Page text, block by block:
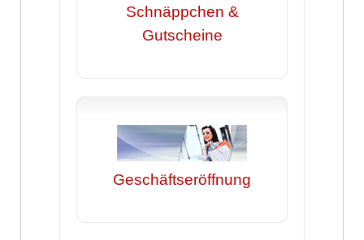
Schnäppchen &
Gutscheine
Geschäftseröffnung